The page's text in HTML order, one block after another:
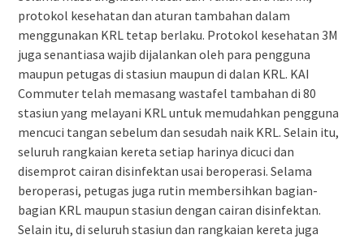
protokol kesehatan dan aturan tambahan dalam
menggunakan KRL tetap berlaku. Protokol kesehatan 3M
juga senantiasa wajib dijalankan oleh para pengguna
maupun petugas di stasiun maupun di dalan KRL. KAI
Commuter telah memasang wastafel tambahan di 80
stasiun yang melayani KRL untuk memudahkan pengguna
mencuci tangan sebelum dan sesudah naik KRL. Selain itu,
seluruh rangkaian kereta setiap harinya dicuci dan
disemprot cairan disinfektan usai beroperasi. Selama
beroperasi, petugas juga rutin membersihkan bagian-
bagian KRL maupun stasiun dengan cairan disinfektan.
Selain itu, di seluruh stasiun dan rangkaian kereta juga